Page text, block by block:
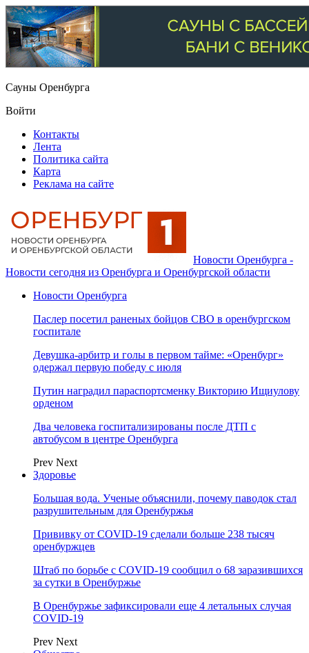
Сауны Оренбурга
Войти
Контакты
Лента
Политика сайта
Карта
Реклама на сайте
Новости Оренбурга -
Новости сегодня из Оренбурга и Оренбургской области
Новости Оренбурга
Паслер посетил раненых бойцов СВО в оренбургском
госпитале
Девушка-арбитр и голы в первом тайме: «Оренбург»
одержал первую победу с июля
Путин наградил параспортсменку Викторию Ищиулову
орденом
Два человека госпитализированы после ДТП с
автобусом в центре Оренбурга
Prev Next
Здоровье
Большая вода. Ученые объяснили, почему паводок стал
разрушительным для Оренбуржья
Прививку от COVID-19 сделали больше 238 тысяч
оренбуржцев
Штаб по борьбе с СOVID-19 сообщил о 68 заразившихся
за сутки в Оренбуржье
В Оренбуржье зафиксировали еще 4 летальных случая
COVID-19
Prev Next